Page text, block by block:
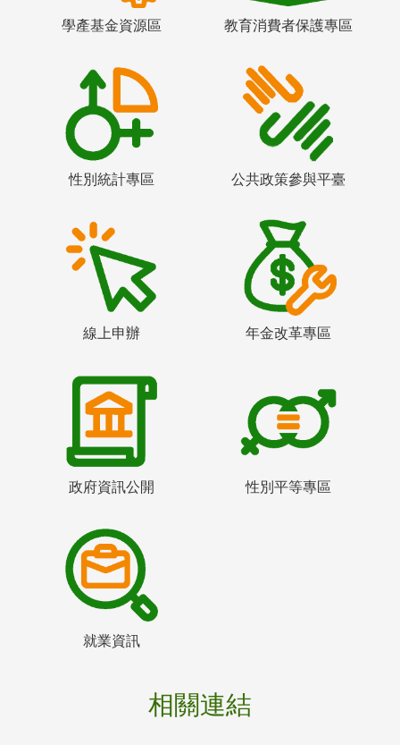
學產基金資源區 教育消費者保護專區
性別統計專區 公共政策參與平臺
線上申辦 年金改革專區
政府資訊公開 性別平等專區
就業資訊
相關連結